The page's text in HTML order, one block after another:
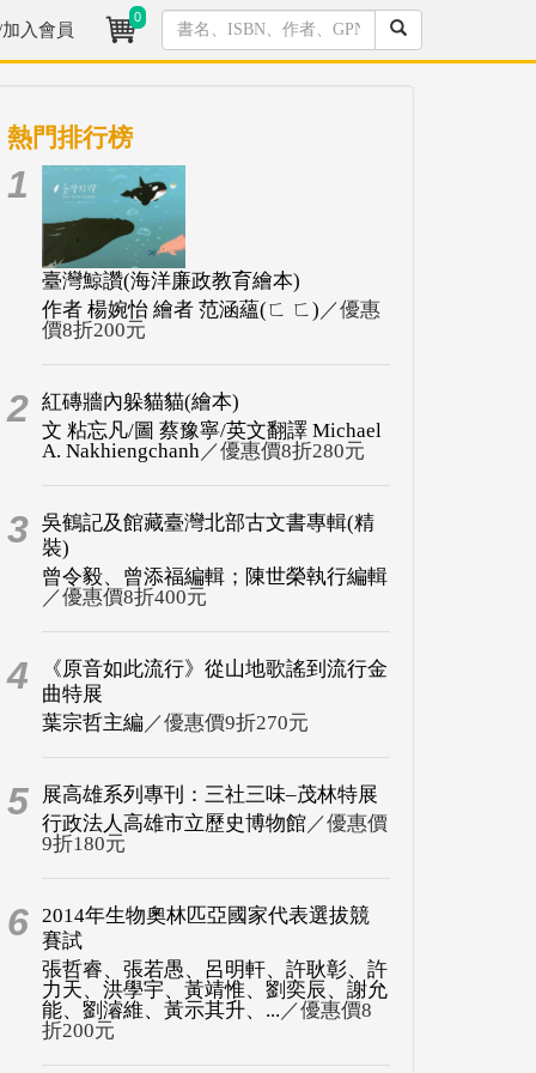
入會員
0
熱門排行榜
1
臺灣鯨讚(海洋廉政教育繪本)
作者 楊婉怡 繪者 范涵蘊(ㄈ ㄈ) ／優惠
價8折200元
2 紅磚牆內躲貓貓(繪本)
文 粘忘凡/圖 蔡豫寧/英文翻譯 Michael
A. Nakhiengchanh／優惠價8折280元
3 吳鶴記及館藏臺灣北部古文書專輯(精
裝)
曾令毅、曾添福編輯；陳世榮執行編輯
／優惠價8折400元
4
《原音如此流行》從山地歌謠到流行金
曲特展
葉宗哲主編 ／優惠價9折270元
5
展高雄系列專刊：三社三味–茂林特展
行政法人高雄市立歷史博物館／優惠價
9折180元
6 2014年生物奧林匹亞國家代表選拔競
賽試
張哲睿、張若愚、呂明軒、許耿彰、許
力天、洪學宇、黃靖惟、劉奕辰、謝允
能、劉濬維、黃示其升、... ／優惠價8
折200元